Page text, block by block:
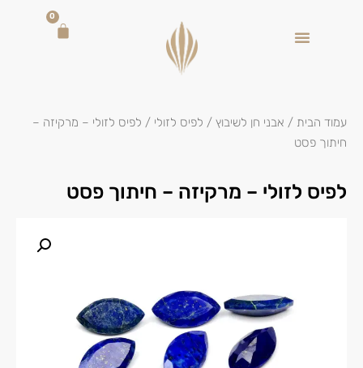
0
עמוד הבית / אבני חן לשיבוץ / לפיס לזולי / לפיס לזולי – מרקיזה –
חיתוך פסט
לפיס לזולי – מרקיזה – חיתוך פסט